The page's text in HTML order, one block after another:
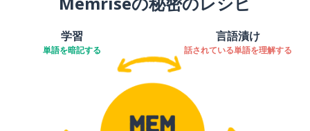
学習
単語を暗記する
言語漬け
話されている単語を理解する